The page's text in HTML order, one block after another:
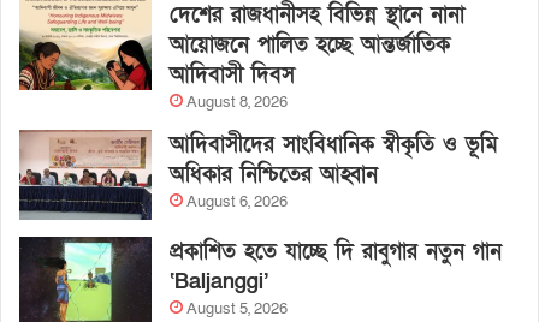
দেশের রাজধানীসহ বিভিন্ন স্থানে নানা
আয়োজনে পালিত হচ্ছে আন্তর্জাতিক
আদিবাসী দিবস
August 8, 2026
আদিবাসীদের সাংবিধানিক স্বীকৃতি ও ভূমি
অধিকার নিশ্চিতের আহ্বান
August 6, 2026
প্রকাশিত হতে যাচ্ছে দি রাবুগার নতুন গান
‘Baljanggi’
August 5, 2026